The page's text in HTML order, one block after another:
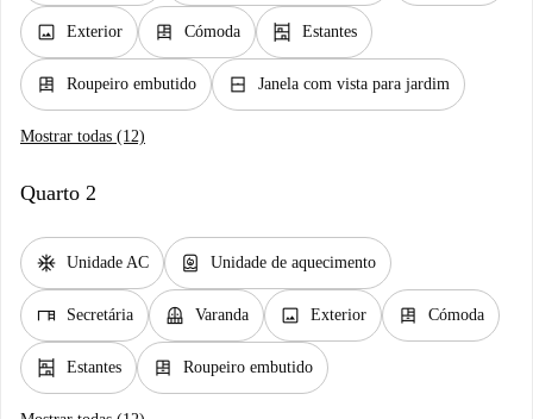
image Exterior dresser Cómoda shelves Estantes
dresser Roupeiro embutido window_closed Janela com vista para jardim
Mostrar todas (12)
Quarto 2
ac_unit Unidade AC water_heater Unidade de aquecimento
desk Secretária balcony Varanda image Exterior dresser Cómoda
shelves Estantes dresser Roupeiro embutido